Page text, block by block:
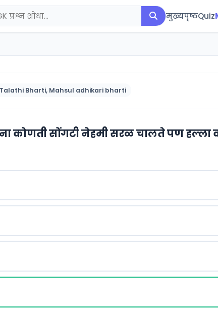
मुख्यपृष्ठQuiz
Bharti, Mahsul adhikari bharti
कोणती सोंगटी नेहमी सरळ चालते पण हल्ला